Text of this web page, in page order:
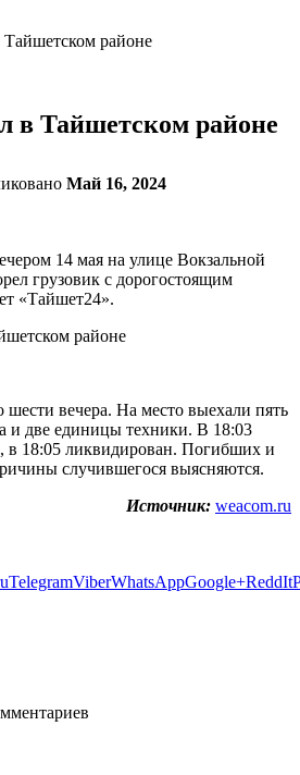
Тайшетском районе
в Тайшетском районе
Май 16, 2024
14 мая на улице Вокзальной
грузовик с дорогостоящим
«Тайшет24».
вечера. На место выехали пять
и две единицы техники. В 18:03
в 18:05 ликвидирован. Погибших и
случившегося выясняются.
Источник: weacom.ru
TelegramViberWhatsAppGoogle+ReddIt